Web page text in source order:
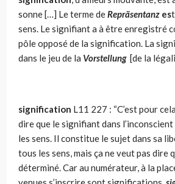
sonne […] Le terme deRepräsentanz es
sens. Le signi­fiant a à être enregistré
pôle opposé de la significa­tion. La
dans le jeu de la Vorstellung [de la
signification L11 227 : “C’est pour
dire que le signifiant dans
les sens. Il constitue le sujet dans sa
tous les sens, mais ça ne veut pas dire
déterminé. Car au numérateur, à la